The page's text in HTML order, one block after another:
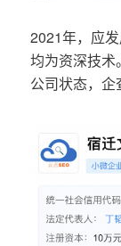
2021年，应
均为资深技术
公司状态，企